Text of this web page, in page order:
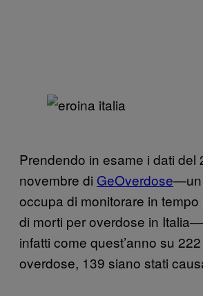
Prendendo in esame i dati del
novembre di GeOverdose—un
occupa di monitorare in
di morti per overdose in
infatti come quest’anno su
overdose, 139 siano stati